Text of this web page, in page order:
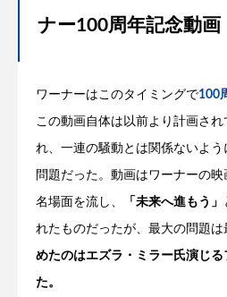
ナー100周年記念動画
ワーナーはこのタイミングで100
この動画自体は以前より計画さ
れ、一連の騒動とは関係ないよ
問題だった。動画はワーナーの
名場面を流し、 「未来へ進もう」
れたものだったが、最大の問題は
めたのはエズラ・ミラー氏演じ
た。